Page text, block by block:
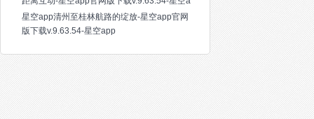
星空app清州至桂林航路的绽放-星空app官网
版下载v.9.63.54-星空app